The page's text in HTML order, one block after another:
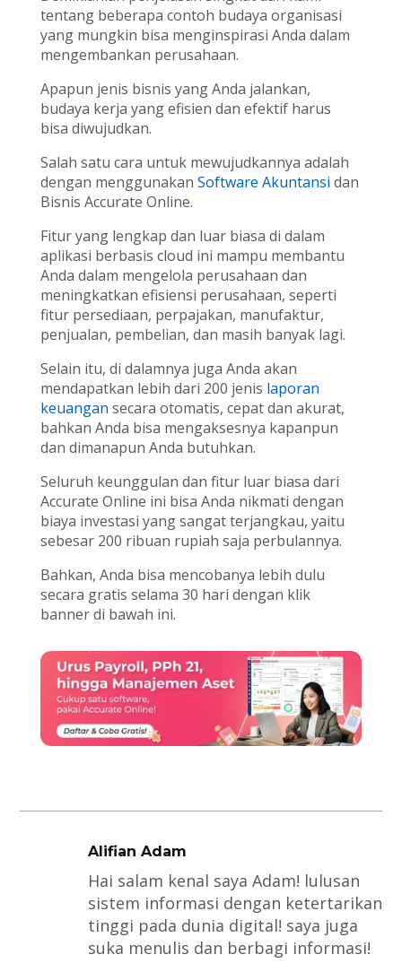
tentang beberapa contoh budaya organisasi
yang mungkin bisa menginspirasi Anda dalam
mengembankan perusahaan.
Apapun jenis bisnis yang Anda jalankan,
budaya kerja yang efisien dan efektif harus
bisa diwujudkan.
Salah satu cara untuk mewujudkannya adalah
dengan menggunakan Software Akuntansi dan
Bisnis Accurate Online.
Fitur yang lengkap dan luar biasa di dalam
aplikasi berbasis cloud ini mampu membantu
Anda dalam mengelola perusahaan dan
meningkatkan efisiensi perusahaan, seperti
fitur persediaan, perpajakan, manufaktur,
penjualan, pembelian, dan masih banyak lagi.
Selain itu, di dalamnya juga Anda akan
mendapatkan lebih dari 200 jenis laporan
keuangan secara otomatis, cepat dan akurat,
bahkan Anda bisa mengaksesnya kapanpun
dan dimanapun Anda butuhkan.
Seluruh keunggulan dan fitur luar biasa dari
Accurate Online ini bisa Anda nikmati dengan
biaya investasi yang sangat terjangkau, yaitu
sebesar 200 ribuan rupiah saja perbulannya.
Bahkan, Anda bisa mencobanya lebih dulu
secara gratis selama 30 hari dengan klik
banner di bawah ini.
Alifian Adam
Hai salam kenal saya Adam! lulusan
sistem informasi dengan ketertarikan
tinggi pada dunia digital! saya juga
suka menulis dan berbagi informasi!